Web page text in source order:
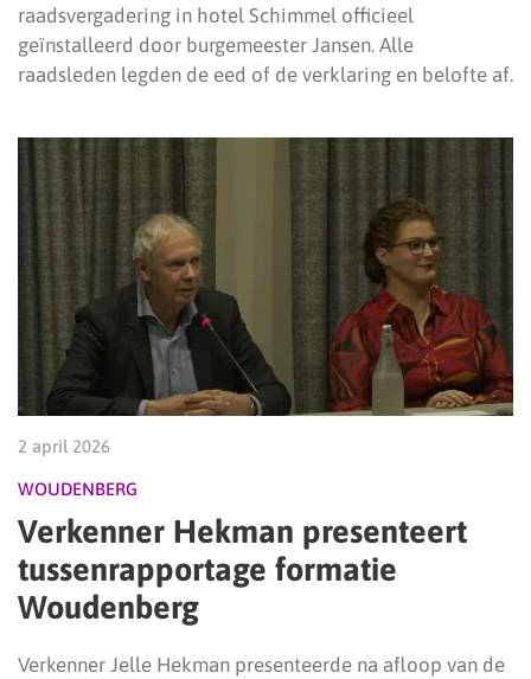
raadsvergadering in hotel Schimmel officieel
geïnstalleerd door burgemeester Jansen. Alle
raadsleden legden de eed of de verklaring en belofte af.
2 april 2026
WOUDENBERG
Verkenner Hekman presenteert
tussenrapportage formatie
Woudenberg
Verkenner Jelle Hekman presenteerde na afloop van de